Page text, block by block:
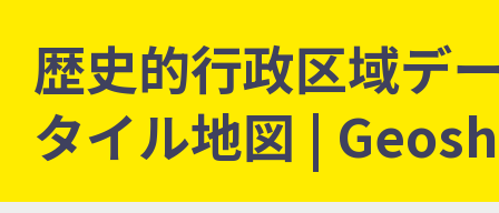
歴史的行政区域デ
タイル地図 |